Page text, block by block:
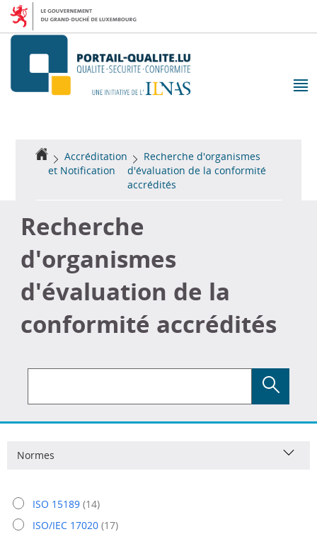
Aller
la
Aller
contenu
Accueil
Accréditation
et Notification
Recherche d'organismes
d'évaluation de la conformité
accrédités
Recherche
d'organismes
d'évaluation de la
conformité accrédités
Normes
ISO 15189 (14)
ISO/IEC 17020 (17)